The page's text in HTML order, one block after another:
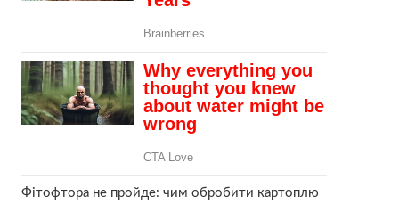
Фітофтора не пройде: чим обробити картоплю